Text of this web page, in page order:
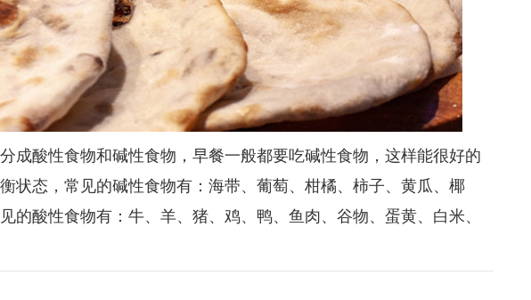
酸性食物和碱性食物，早餐一般都要吃碱性食物，这样能很好的
状态，常见的碱性食物有：海带、葡萄、柑橘、柿子、黄瓜、椰
的酸性食物有：牛、羊、猪、鸡、鸭、鱼肉、谷物、蛋黄、白米、